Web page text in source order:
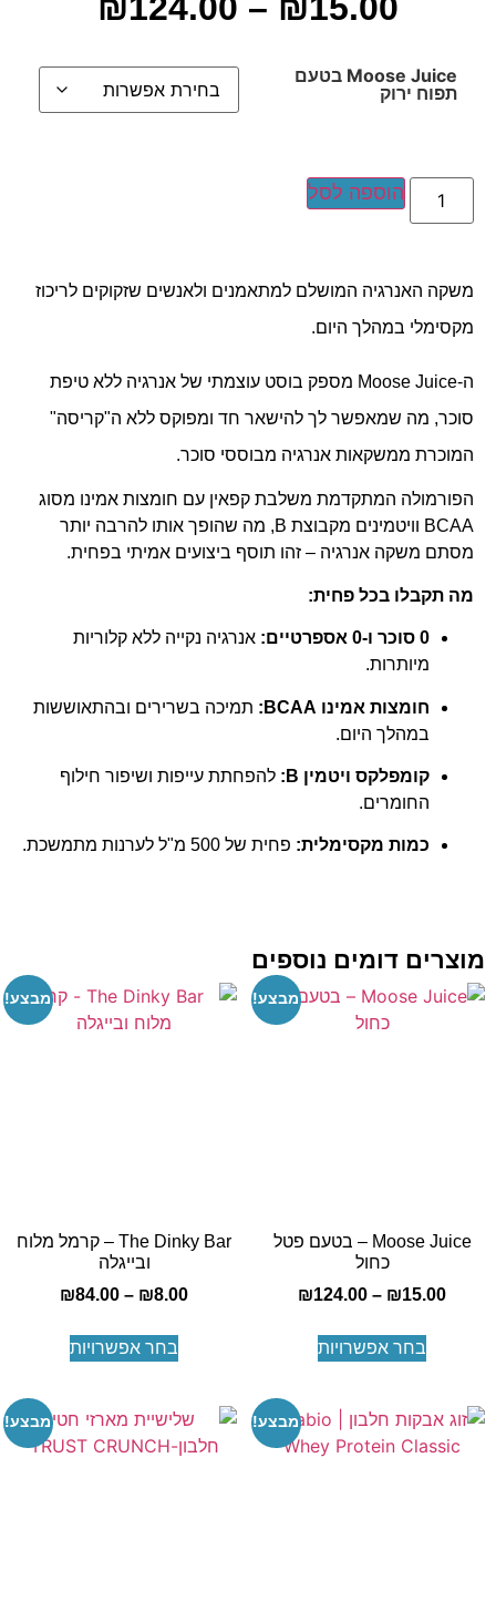
Moose Juice בטעם
תפוח ירוק
הוספה לסל
משקה האנרגיה המושלם למתאמנים ולאנשים שזקוקים לריכוז
מקסימלי במהלך היום.
ה-Moose Juice מספק בוסט עוצמתי של אנרגיה ללא טיפת
סוכר, מה שמאפשר לך להישאר חד ומפוקס ללא ה"קריסה"
המוכרת ממשקאות אנרגיה מבוססי סוכר.
הפורמולה המתקדמת משלבת קפאין עם חומצות אמינו מסוג
BCAA וויטמינים מקבוצת B, מה שהופך אותו להרבה יותר
מסתם משקה אנרגיה – זהו תוסף ביצועים אמיתי בפחית.
מה תקבלו בכל פחית:
0 סוכר ו-0 אספרטיים:
אנרגיה נקייה ללא קלוריות
מיותרות.
חומצות אמינו BCAA:
תמיכה בשרירים ובהתאוששות
במהלך היום.
קומפלקס ויטמין B:
להפחתת עייפות ושיפור חילוף
החומרים.
כמות מקסימלית: פחית של 500 מ"ל לערנות מתמשכת.
מוצרים דומים נוספים
מבצע!
Moose Juice – בטעם פטל
כחול
₪15.00
–
₪124.00
בחר אפשרויות
מבצע!
The Dinky Bar – קרמל מלוח
ובייגלה
₪8.00
–
₪84.00
בחר אפשרויות
מבצע! מבצע!